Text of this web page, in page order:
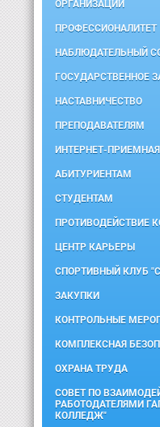
ОРГАНИЗАЦИИ
ПРОФЕССИОНАЛИТЕТ
НАБЛЮДАТЕЛЬНЫЙ
ГОСУДАРСТВЕННОЕ
НАСТАВНИЧЕСТВО
ПРЕПОДАВАТЕЛЯМ
ИНТЕРНЕТ-ПРИЕМНАЯ
АБИТУРИЕНТАМ
СТУДЕНТАМ
ПРОТИВОДЕЙСТВИЕ
ЦЕНТР КАРЬЕРЫ
СПОРТИВНЫЙ КЛУБ
ЗАКУПКИ
КОНТРОЛЬНЫЕ
КОМПЛЕКСНАЯ
ОХРАНА ТРУДА
СОВЕТ ПО
РАБОТОДАТЕЛЯМИ
КОЛЛЕДЖ"